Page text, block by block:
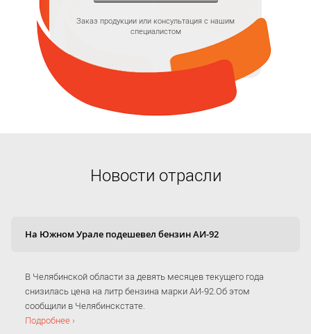
Заказ продукции или консультация с нашим
специалистом
Новости отрасли
На Южном Урале подешевел бензин АИ-92
В Челябинской области за девять месяцев текущего года
снизилась цена на литр бензина марки АИ-92.Об этом
сообщили в Челябинскстате.
Подробнее ›